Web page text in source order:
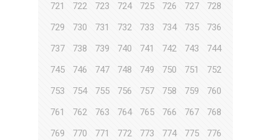
721
722 723 724 725 726 727
728
729
730 731 732 733 734 735
736
737
738 739 740 741 742 743
744
745
746 747 748 749 750 751
752
753
754 755 756 757 758 759
760
761
762 763 764 765 766 767
768
769
770 771 772 773 774 775
776